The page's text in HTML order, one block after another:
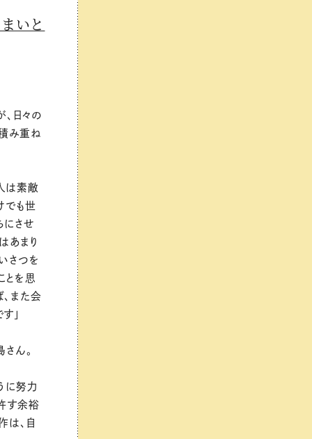
いと
日々の
み重ね
は素敵
でも世
にさせ
あまり
さつを
とを思
また会
」
ん。
に努力
す余裕
は、自